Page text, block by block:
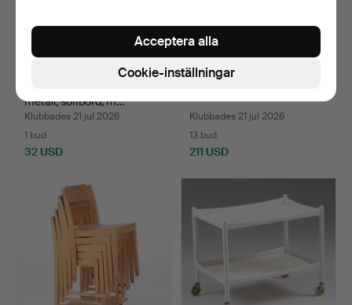
metall, soffbord, m…
Klubbades 21 jul 2026
1 bud
32 USD
Klubbades 21 jul 2026
13 bud
211 USD
Cookie-inställningar
Acceptera alla